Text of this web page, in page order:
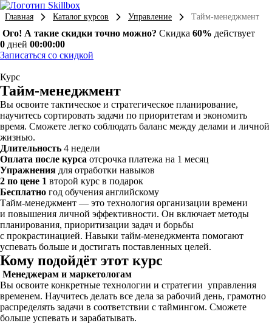
Главная Каталог курсов Управление Тайм-менеджмент
Ого! А такие скидки точно можно? Скидка 60% действует
0 дней 00:00:00
Записаться со скидкой
Курс
Тайм-менеджмент
Вы освоите тактическое и стратегическое планирование,
научитесь сортировать задачи по приоритетам и экономить
время. Сможете легко соблюдать баланс между делами и личной
жизнью.
Длительность 4 недели
Оплата после курса отсрочка платежа на 1 месяц
Упражнения для отработки навыков
2 по цене 1 второй курс в подарок
Бесплатно год обучения английскому
Тайм-менеджмент — это технология организации времени
и повышения личной эффективности. Он включает методы
планирования, приоритизации задач и борьбы
с прокрастинацией. Навыки тайм-менеджмента помогают
успевать больше и достигать поставленных целей.
Кому подойдёт этот курс
Менеджерам и маркетологам
Вы освоите конкретные технологии и стратегии управления
временем. Научитесь делать все дела за рабочий день, грамотно
распределять задачи в соответствии с таймингом. Сможете
больше успевать и зарабатывать.